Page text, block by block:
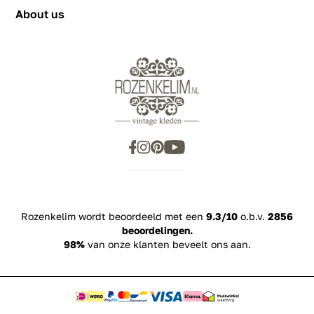
About us
Rozenkelim wordt beoordeeld met een 9.3/10 o.b.v. 2856
beoordelingen.
98%van onze klanten beveelt ons aan.